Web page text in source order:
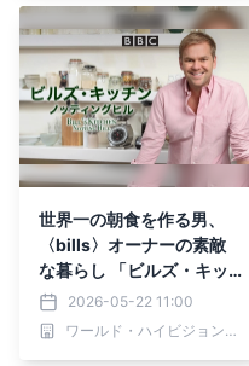
トゥエルビで放送スタート
世界一の朝食を作る男、
〈bills〉オーナーの素敵
な暮らし 「ビルズ・キッ
チン ノッティングヒル」
初回5月25日（月）よる7
時～ BS12 トゥエルビ に
2026-05-22 11:00
ワールド・ハイビジョン・チャンネル株式会社